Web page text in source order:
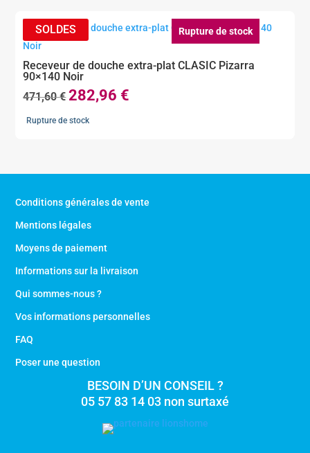
Rupture de stock
Receveur de douche extra-plat CLASIC Pizarra
90×140 Noir
471,60€Le
prix
282,96 €
Rupture de stock
Conditions générales de vente
Mentions légales
Moyens de paiement
Informations sur la livraison
Qui sommes-nous ?
Vos informations personnelles
FAQ
Poser une question
BESOIN D’UN CONSEIL ?
05 57 83 14 03 non surtaxé